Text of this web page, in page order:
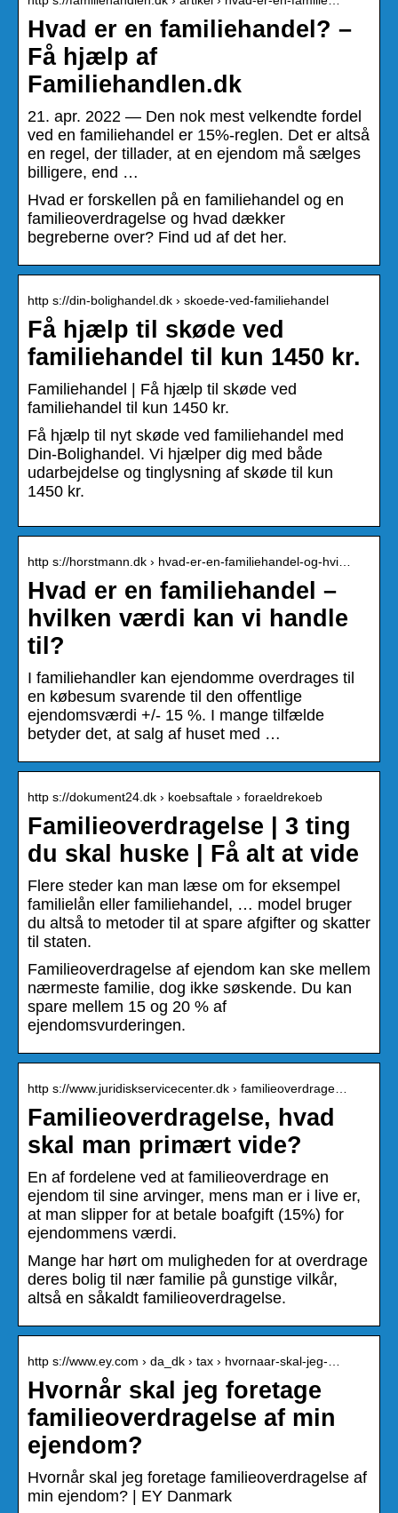
Hvad er en familiehandel? –
Få hjælp af
Familiehandlen.dk
21. apr. 2022 — Den nok mest velkendte fordel
ved en familiehandel er 15%-reglen. Det er altså
en regel, der tillader, at en ejendom må sælges
billigere, end …
Hvad er forskellen på en familiehandel og en
familieoverdragelse og hvad dækker
begreberne over? Find ud af det her.
http s://din-bolighandel.dk › skoede-ved-familiehandel
Få hjælp til skøde ved
familiehandel til kun 1450 kr.
Familiehandel | Få hjælp til skøde ved
familiehandel til kun 1450 kr.
Få hjælp til nyt skøde ved familiehandel med
Din-Bolighandel. Vi hjælper dig med både
udarbejdelse og tinglysning af skøde til kun
1450 kr.
http s://horstmann.dk › hvad-er-en-familiehandel-og-hvi…
Hvad er en familiehandel –
hvilken værdi kan vi handle
til?
I familiehandler kan ejendomme overdrages til
en købesum svarende til den offentlige
ejendomsværdi +/- 15 %. I mange tilfælde
betyder det, at salg af huset med …
http s://dokument24.dk › koebsaftale › foraeldrekoeb
Familieoverdragelse | 3 ting
du skal huske | Få alt at vide
Flere steder kan man læse om for eksempel
familielån eller familiehandel, … model bruger
du altså to metoder til at spare afgifter og skatter
til staten.
Familieoverdragelse af ejendom kan ske mellem
nærmeste familie, dog ikke søskende. Du kan
spare mellem 15 og 20 % af
ejendomsvurderingen.
http s://www.juridiskservicecenter.dk › familieoverdrage…
Familieoverdragelse, hvad
skal man primært vide?
En af fordelene ved at familieoverdrage en
ejendom til sine arvinger, mens man er i live er,
at man slipper for at betale boafgift (15%) for
ejendommens værdi.
Mange har hørt om muligheden for at overdrage
deres bolig til nær familie på gunstige vilkår,
altså en såkaldt familieoverdragelse.
http s://www.ey.com › da_dk › tax › hvornaar-skal-jeg-…
Hvornår skal jeg foretage
familieoverdragelse af min
ejendom?
Hvornår skal jeg foretage familieoverdragelse af
min ejendom? | EY Danmark